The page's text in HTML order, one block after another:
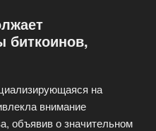
биткоинов,
на
внимание
объявив о значительном